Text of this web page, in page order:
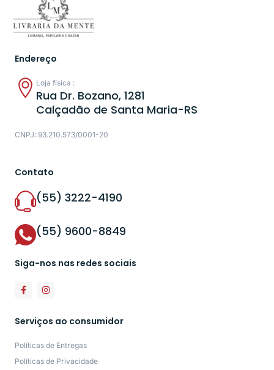
Endereço
Loja física :
Rua Dr. Bozano, 1281
Calçadão de Santa Maria-RS
CNPJ: 93.210.573/0001-20
Contato
(55) 3222-4190
(55) 9600-8849
Siga-nos nas redes sociais
Serviços ao consumidor
Políticas de Entregas
Políticas de Privacidade